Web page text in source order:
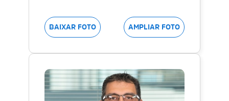
BAIXAR FOTO AMPLIAR FOTO